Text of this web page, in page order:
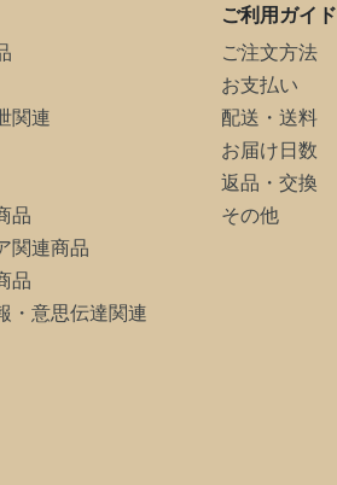
関連
品
関連商品
品
・意思伝達関連
ご利用ガイド
ご注文方法
お支払い
配送・送料
お届け日数
返品・交換
その他